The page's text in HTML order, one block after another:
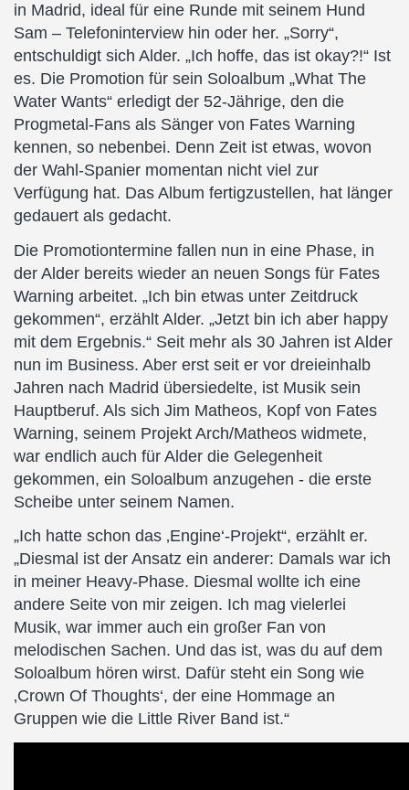
in Madrid, ideal für eine Runde mit seinem Hund
Sam – Telefoninterview hin oder her. „Sorry“,
entschuldigt sich Alder. „Ich hoffe, das ist okay?!“ Ist
es. Die Promotion für sein Soloalbum „What The
Water Wants“ erledigt der 52-Jährige, den die
Progmetal-Fans als Sänger von Fates Warning
kennen, so nebenbei. Denn Zeit ist etwas, wovon
der Wahl-Spanier momentan nicht viel zur
Verfügung hat. Das Album fertigzustellen, hat länger
gedauert als gedacht.
Die Promotiontermine fallen nun in eine Phase, in
der Alder bereits wieder an neuen Songs für Fates
Warning arbeitet. „Ich bin etwas unter Zeitdruck
gekommen“, erzählt Alder. „Jetzt bin ich aber happy
mit dem Ergebnis.“ Seit mehr als 30 Jahren ist Alder
nun im Business. Aber erst seit er vor dreieinhalb
Jahren nach Madrid übersiedelte, ist Musik sein
Hauptberuf. Als sich Jim Matheos, Kopf von Fates
Warning, seinem Projekt Arch/Matheos widmete,
war endlich auch für Alder die Gelegenheit
gekommen, ein Soloalbum anzugehen - die erste
Scheibe unter seinem Namen.
„Ich hatte schon das ‚Engine‘-Projekt“, erzählt er.
„Diesmal ist der Ansatz ein anderer: Damals war ich
in meiner Heavy-Phase. Diesmal wollte ich eine
andere Seite von mir zeigen. Ich mag vielerlei
Musik, war immer auch ein großer Fan von
melodischen Sachen. Und das ist, was du auf dem
Soloalbum hören wirst. Dafür steht ein Song wie
‚Crown Of Thoughts‘, der eine Hommage an
Gruppen wie die Little River Band ist.“